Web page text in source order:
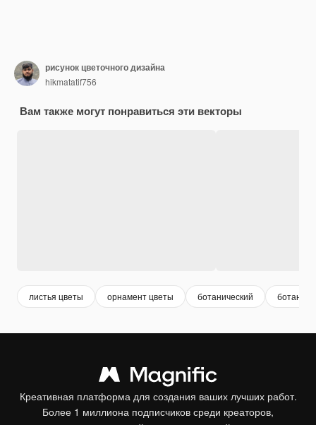
рисунок цветочного дизайна
hikmatatif756
Вам также могут понравиться эти векторы
листья цветы орнамент цветы ботанический ботаника
Креативная платформа для создания ваших лучших работ.
Более 1 миллиона подписчиков среди креаторов,